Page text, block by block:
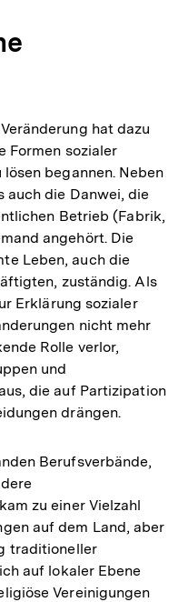
hat dazu
Formen sozialer
begannen. Neben
die Danwei, die
Betrieb (Fabrik,
angehört. Die
Leben, auch die
zuständig. Als
Erklärung sozialer
nicht mehr
Rolle verlor,
und
die auf Partizipation
drängen.
Berufsverbände,
zu einer Vielzahl
auf dem Land, aber
traditioneller
auf lokaler Ebene
Vereinigungen